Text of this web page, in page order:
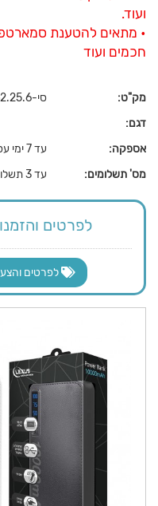
ועוד.
• מתאים להטענת
חכמים ועוד
מק"ט:
סי-4852.25.6
דגם:
אספקה:
עד 7 ימי עסקים
מס' תשלומים:
עד 3 תשלומים
לפרטים
לפרטים